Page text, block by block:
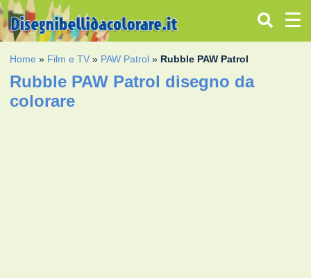
Home » Film e TV » PAW Patrol » Rubble PAW Patrol
Rubble PAW Patrol disegno da
colorare